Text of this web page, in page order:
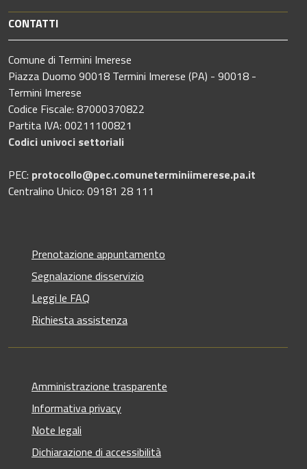
CONTATTI
Comune di Termini Imerese
Piazza Duomo 90018 Termini Imerese (PA) - 90018 -
Termini Imerese
Codice Fiscale: 87000370822
Partita IVA: 00211100821
Codici univoci settoriali
PEC: protocollo@pec.comuneterminiimerese.pa.it
Centralino Unico: 09181 28 111
Prenotazione appuntamento
Segnalazione disservizio
Leggi le FAQ
Richiesta assistenza
Amministrazione trasparente
Informativa privacy
Note legali
Dichiarazione di accessibilità